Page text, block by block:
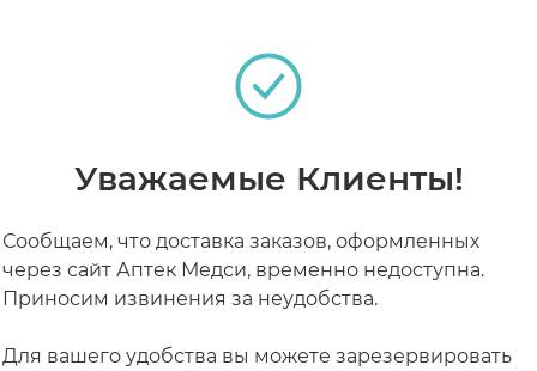
покрытием детская с
рисунком 1х1,4м уп N1
Под заказ
от 590 ₽
Уважаемые Клиенты!
Сообщаем, что доставка заказов, оформленных
через сайт Аптек Медси, временно недоступна.
Приносим извинения за неудобства.
Для вашего удобства вы можете зарезервировать